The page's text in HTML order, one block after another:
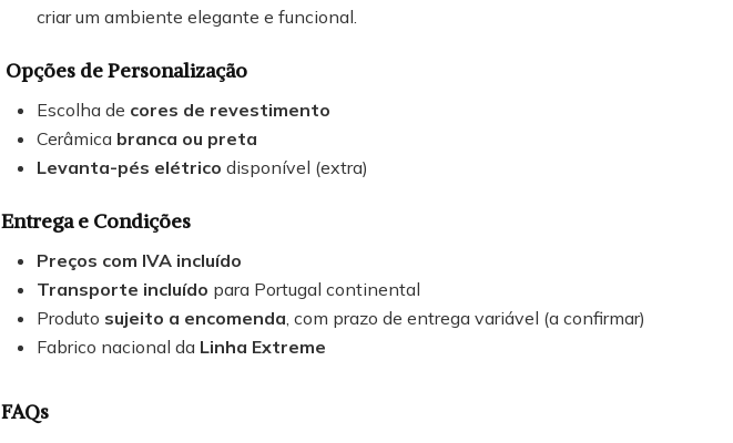
criar um ambiente elegante e funcional.
Opções de Personalização
Escolha de cores de revestimento
Cerâmica branca ou preta
Levanta-pés elétrico disponível (extra)
Entrega e Condições
Preços com IVA incluído
Transporte incluído para Portugal continental
Produto sujeito a encomenda , com prazo de entrega variável (a confirmar)
Fabrico nacional da Linha Extreme
FAQs